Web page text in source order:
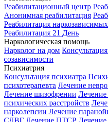
Реабилитационный центр
Анонимная реабилитация
Реабилитация наркозависимых
Реабилитация 21 День
Наркологическая помощь
Нарколог на дом
созависимости
Психиатрия
Консультация психиатра
психотерапевта Лечение
Лечение шизофрении Лечение
психических расстройств
нарколепсии Лечение
СДВГ Лечение ПТСР